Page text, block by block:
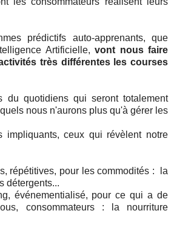
prédictifs auto-apprenants, que
Artificielle, vont nous faire
très différentes les courses
du quotidiens qui seront totalement
nous n'aurons plus qu'à gérer les
impliquants, ceux qui révèlent notre
répétitives, pour les commodités : la
détergents...
événementialisé, pour ce qui a de
consommateurs : la nourriture